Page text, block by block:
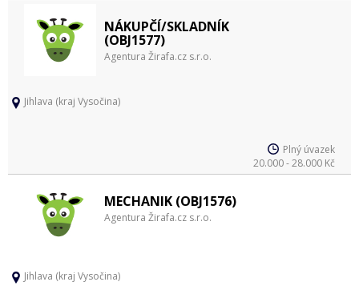
NÁKUPČÍ/SKLADNÍK
(OBJ1577)
Agentura Žirafa.cz s.r.o.
Jihlava (kraj Vysočina)
Plný úvazek
20.000 - 28.000 Kč
MECHANIK (OBJ1576)
Agentura Žirafa.cz s.r.o.
Jihlava (kraj Vysočina)